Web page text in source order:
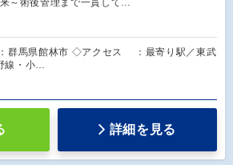
～術後管理まで一貫して…
県館林市 ◇アクセス ：最寄り駅／東武
線・小…
詳細を見る